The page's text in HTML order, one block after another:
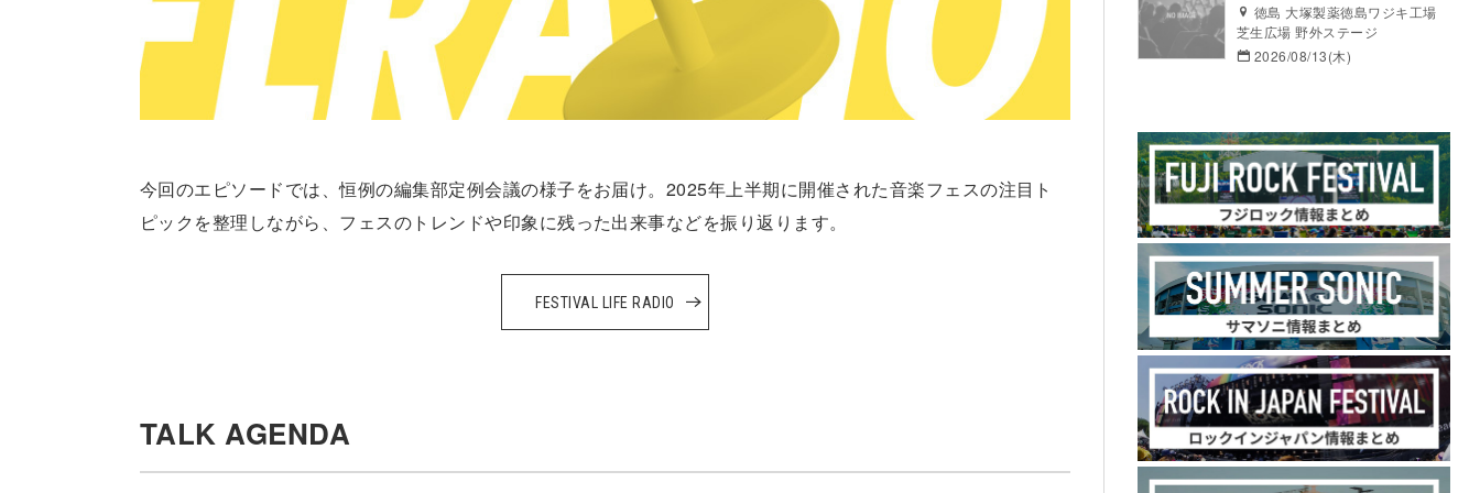
今回のエピソードでは、恒例の編集部定例会議の様子をお届け。2025年上半期に開催された音楽フェスの注目ト
ピックを整理しながら、フェスのトレンドや印象に残った出来事などを振り返ります。
FESTIVAL LIFE RADIO
TALK AGENDA
徳島 大塚製薬徳島ワジキ工場
芝生広場 野外ステージ
2026/08/13(木)